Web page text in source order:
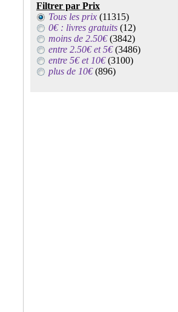
Filtrer par Prix
Tous les prix (11315)
0€ : livres gratuits (12)
moins de 2.50€(3842)
entre 2.50€ et 5€(3486)
entre 5€ et 10€(3100)
plus de 10€(896)